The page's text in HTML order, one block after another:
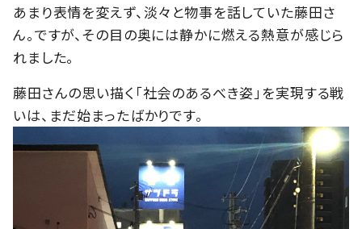
あまり表情を変えず、淡々と物事を話していた藤田さ
ん。ですが、その目の奥には静かに燃える熱意が感じら
れました。
藤田さんの思い描く「社会のあるべき姿」を実現する戦
いは、まだ始まったばかりです。